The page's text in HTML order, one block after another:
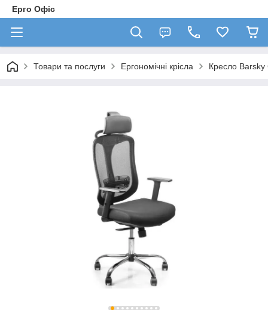
Ерго Офіс
Товари та послуги Ергономічні крісла Кресло